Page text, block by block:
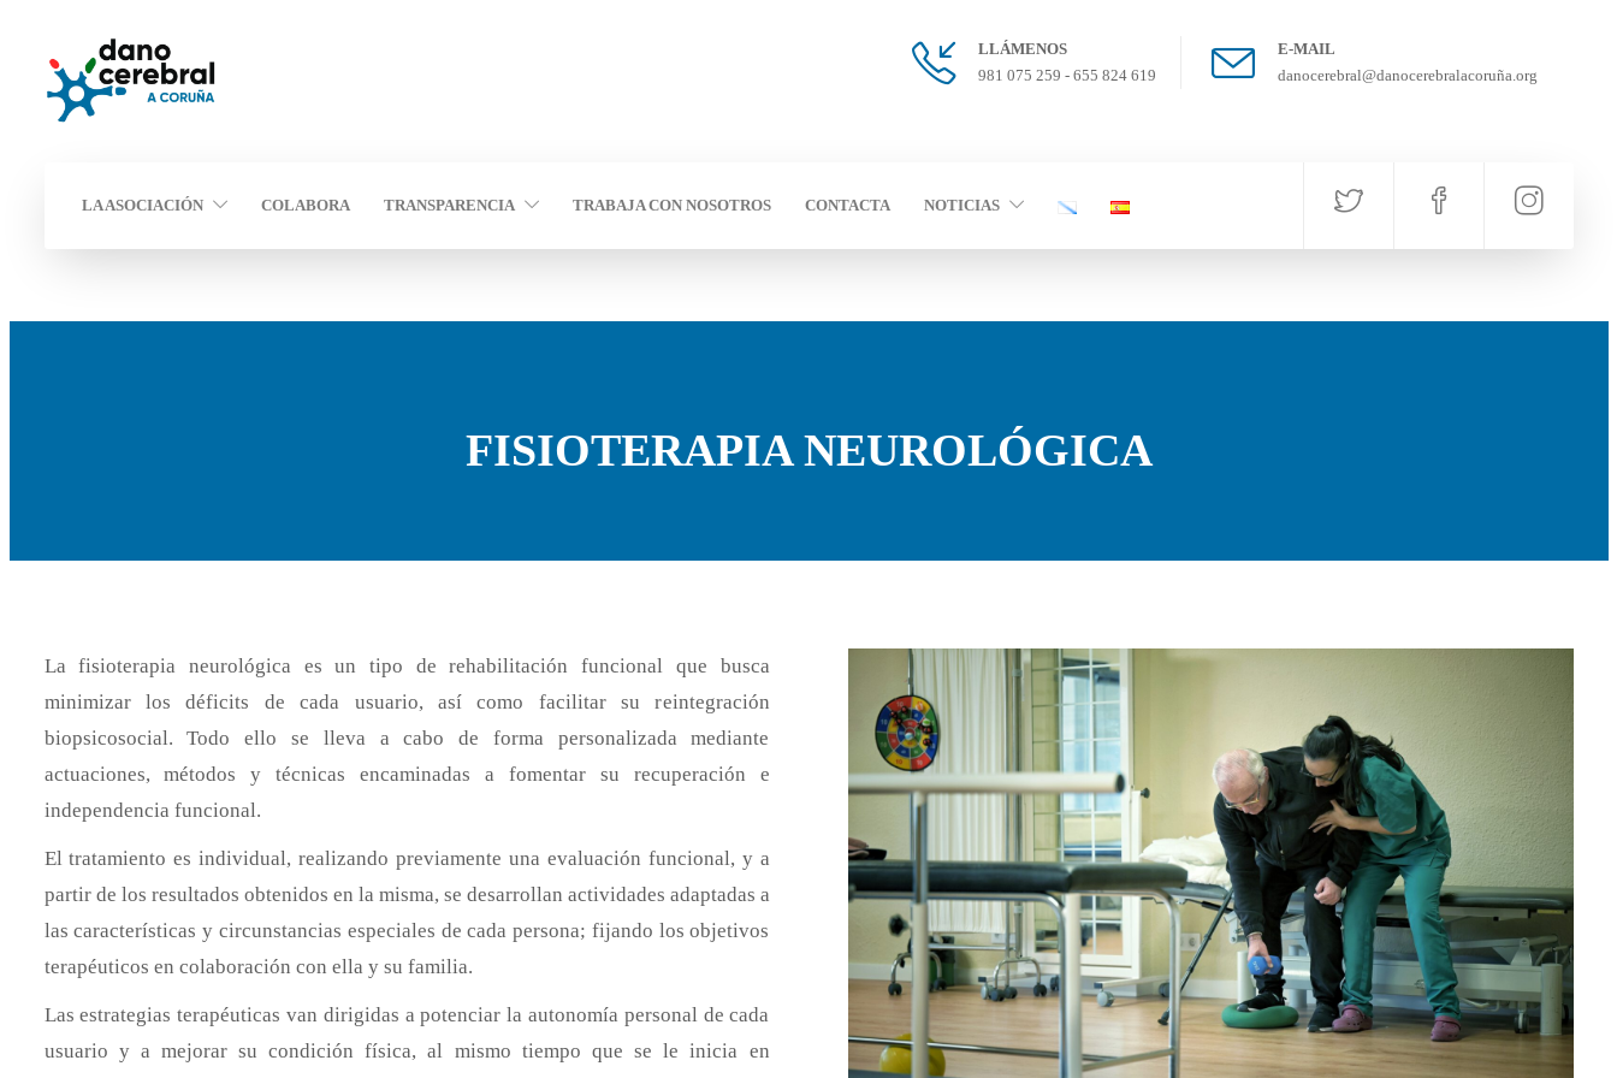
LLÁMENOS
981 075 259 - 655 824 619
E-MAIL
danocerebral@danocerebralacoruña.org
LA ASOCIACIÓN COLABORA TRANSPARENCIA TRABAJA CON NOSOTROS CONTACTA NOTICIAS
FISIOTERAPIA NEUROLÓGICA
La fisioterapia neurológica es un tipo de rehabilitación funcional que busca
minimizar los déficits de cada usuario, así como facilitar su reintegración
biopsicosocial. Todo ello se lleva a cabo de forma personalizada mediante
actuaciones, métodos y técnicas encaminadas a fomentar su recuperación e
independencia funcional.
El tratamiento es individual, realizando previamente una evaluación funcional, y a
partir de los resultados obtenidos en la misma, se desarrollan actividades adaptadas a
las características y circunstancias especiales de cada persona; fijando los objetivos
terapéuticos en colaboración con ella y su familia.
Las estrategias terapéuticas van dirigidas a potenciar la autonomía personal de cada
usuario y a mejorar su condición física, al mismo tiempo que se le inicia en